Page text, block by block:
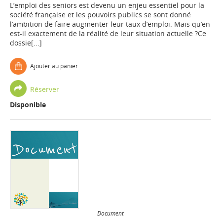
L’emploi des seniors est devenu un enjeu essentiel pour la
société française et les pouvoirs publics se sont donné
l’ambition de faire augmenter leur taux d’emploi. Mais qu’en
est-il exactement de la réalité de leur situation actuelle ?Ce
dossie[...]
Ajouter au panier
Réserver
Disponible
Document